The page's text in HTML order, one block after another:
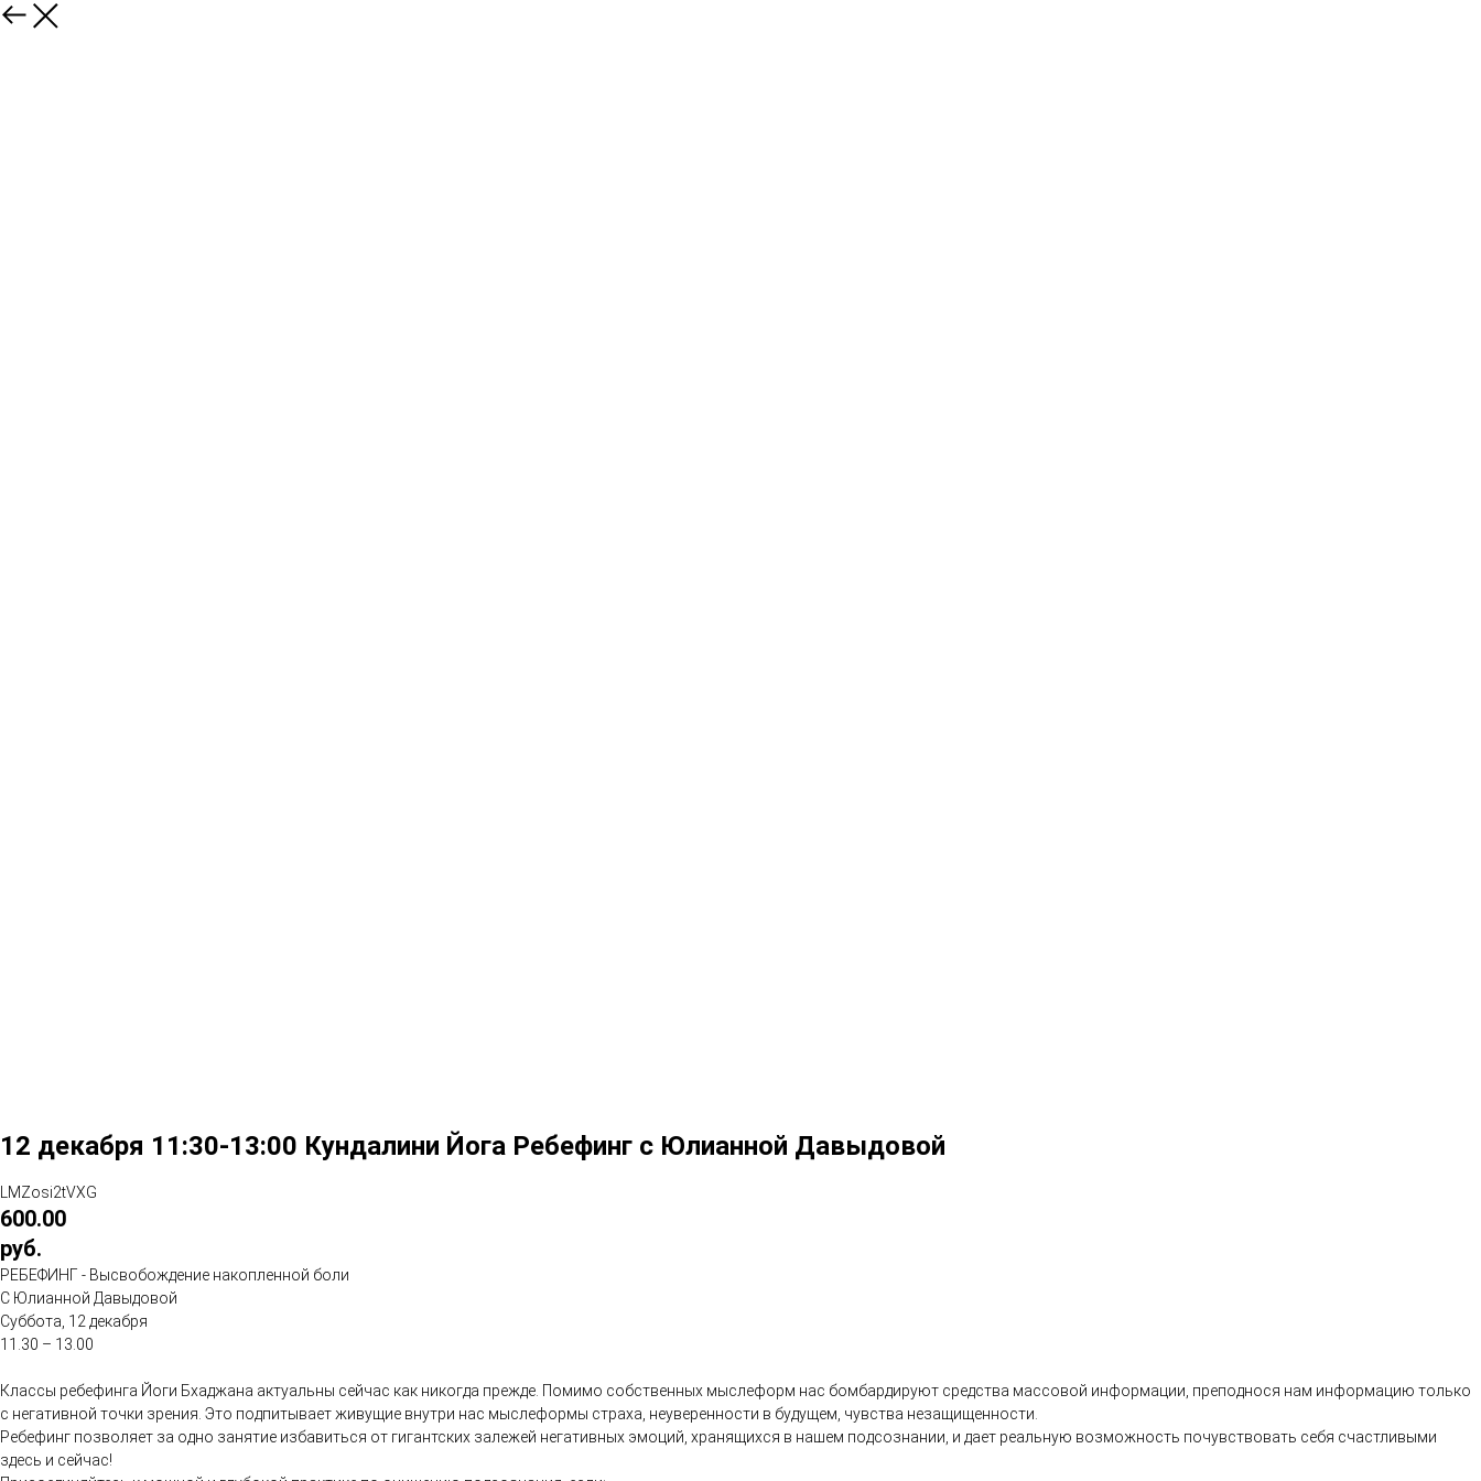
12 декабря 11:30-13:00 Кундалини Йога Ребефинг с Юлианной Давыдовой
LMZosi2tVXG
600.00
руб.
РЕБЕФИНГ - Высвобождение накопленной боли
С Юлианной Давыдовой
Суббота, 12 декабря
11.30 – 13.00
Классы ребефинга Йоги Бхаджана актуальны сейчас как никогда прежде. Помимо собственных мыслеформ нас бомбардируют средства массовой информации, преподнося нам информацию только
с негативной точки зрения. Это подпитывает живущие внутри нас мыслеформы страха, неуверенности в будущем, чувства незащищенности.
Ребефинг позволяет за одно занятие избавиться от гигантских залежей негативных эмоций, хранящихся в нашем подсознании, и дает реальную возможность почувствовать себя счастливыми
здесь и сейчас!